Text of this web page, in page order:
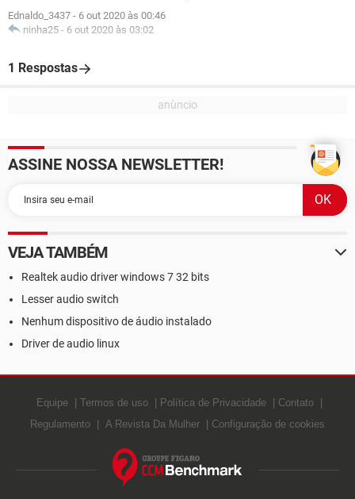
Ednaldo_3437 - 6 out 2020 às 00:46
ninha25 - 6 out 2020 às 03:02
1 Respostas
ASSINE NOSSA NEWSLETTER!
VEJA TAMBÉM
Realtek audio driver windows 7 32 bits
Lesser audio switch
Nenhum dispositivo de áudio instalado
Driver de audio linux
Equipe Termos de uso Política de Privacidade
Contato
Regulamento
A Revista Da Mulher Configuração de cookies